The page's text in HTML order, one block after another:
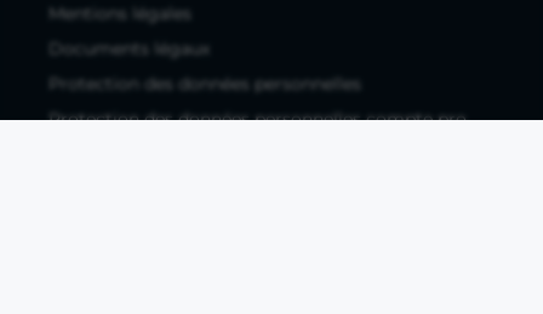
Mentions légales
Documents légaux
Protection des données personnelles
Protection des données personnelles compte pro